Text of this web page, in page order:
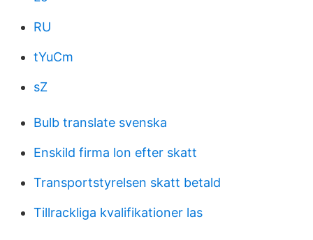
RU
tYuCm
sZ
Bulb translate svenska
Enskild firma lon efter skatt
Transportstyrelsen skatt betald
Tillrackliga kvalifikationer las